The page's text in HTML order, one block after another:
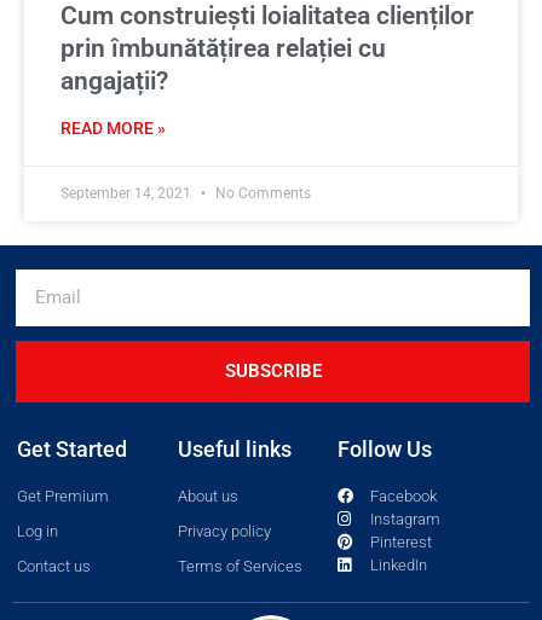
Cum construiești loialitatea clienților
prin îmbunătățirea relației cu
angajații?
READ MORE »
September 14, 2021 No Comments
SUBSCRIBE
Get Started
Get Premium
Log in
Contact us
Useful links
About us
Privacy policy
Terms of Services
Follow Us
Facebook
Instagram
Pinterest
LinkedIn